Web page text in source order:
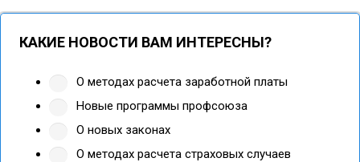
КАКИЕ НОВОСТИ ВАМ ИНТЕРЕСНЫ?
О методах расчета заработной платы
Новые программы профсоюза
О новых законах
О методах расчета страховых случаев